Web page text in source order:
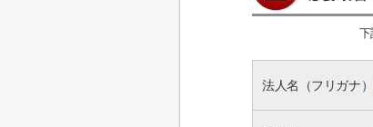
下
法人名（フリガナ）